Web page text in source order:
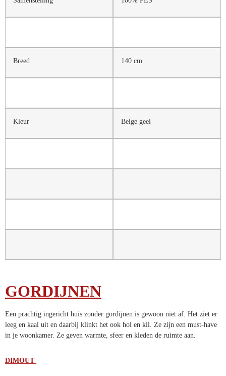
Breed 140 cm
Kleur Beige geel
GORDIJNEN
Een prachtig ingericht huis zonder gordijnen is gewoon niet af. Het ziet er
leeg en kaal uit en daarbij klinkt het ook hol en kil. Ze zijn een must-have
in je woonkamer. Ze geven warmte, sfeer en kleden de ruimte aan.
DIMOUT